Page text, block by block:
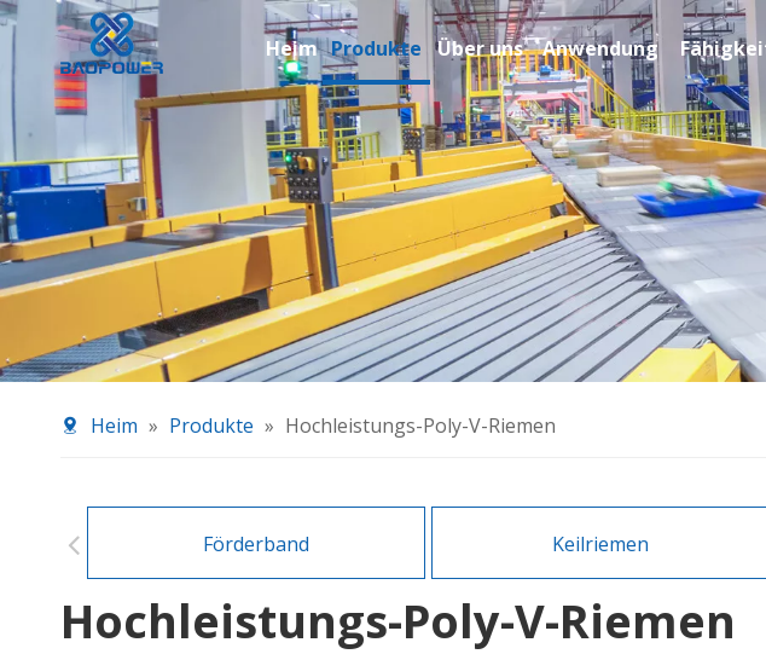
Heim Produkte Über uns Anwendung
Heim » Produkte » Hochleistungs-Poly-V-Riemen
Förderband Keilriemen
Hochleistungs-Poly-V-Riemen